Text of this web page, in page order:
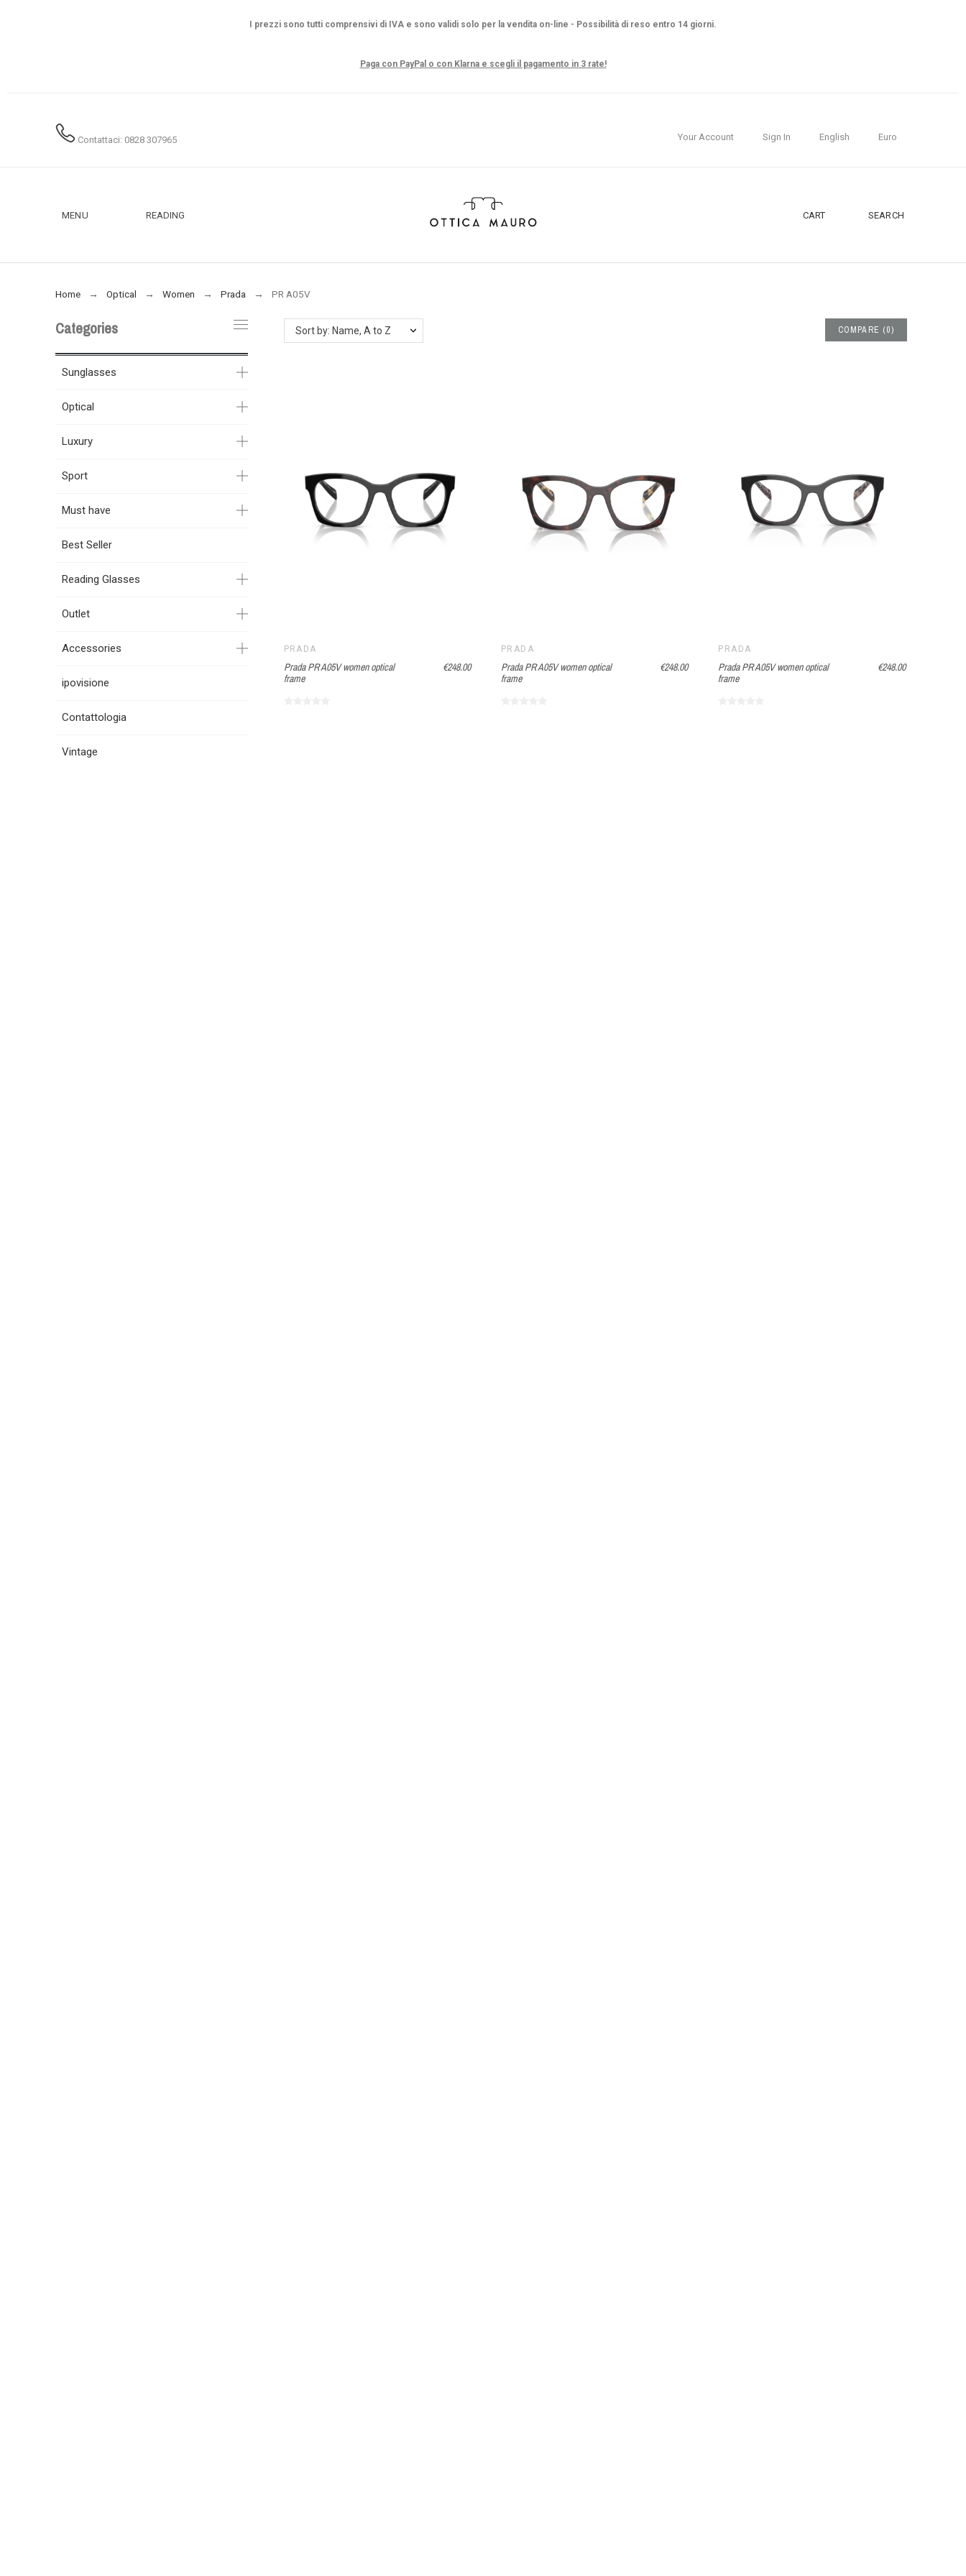
I prezzi sono tutti comprensivi di IVA e sono validi solo per la vendita on-line - Possibilità di reso entro 14 giorni.
Paga con PayPal o con Klarna e scegli il pagamento in 3 rate!
Contattaci: 0828 307965 Sign In
Your Account English Euro
MENU READING CART SEARCH
Home Optical Women Prada PR A05V
Categories
Sunglasses
Optical
Luxury
Sport
Must have
Best Seller
Reading Glasses
Outlet
Accessories
ipovisione
Contattologia
Vintage
Sort by: Name, A to Z COMPARE (0)
PRADA
Prada PR A05V women optical
frame
€248.00
PRADA
Prada PR A05V women optical
frame
€248.00
PRADA
Prada PR A05V women optical
frame
€248.00